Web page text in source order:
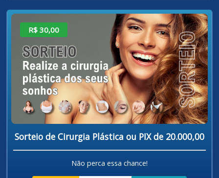
R$ 30,00
Sorteio de Cirurgia Plástica ou PIX de 20.000,00
Não perca essa chance!